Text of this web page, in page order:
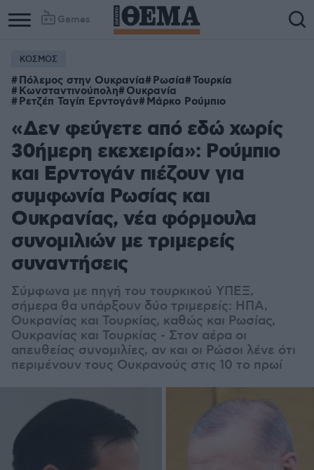
Games
ΚΟΣΜΟΣ
Πόλεμος στην Ουκρανία Ρωσία Τουρκία
Κωνσταντινούπολη Ουκρανία
Ρετζέπ Ταγίπ Ερντογάν Μάρκο Ρούμπιο
«Δεν φεύγετε από εδώ χωρίς
30ήμερη εκεχειρία»: Ρούμπιο
και Ερντογάν πιέζουν για
συμφωνία Ρωσίας και
Ουκρανίας, νέα φόρμουλα
συνομιλιών με τριμερείς
συναντήσεις
Σύμφωνα με πηγή του τουρκικού ΥΠΕΞ,
σήμερα θα υπάρξουν δύο τριμερείς: ΗΠΑ,
Ουκρανίας και Τουρκίας, καθώς και Ρωσίας,
Ουκρανίας και Τουρκίας - Στον αέρα οι
απευθείας συνομιλίες, αν και οι Ρώσοι λένε ότι
περιμένουν τους Ουκρανούς στις 10 το πρωί